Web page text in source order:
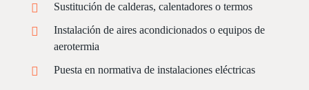
Sustitución de calderas, calentadores o termos
Instalación de aires acondicionados o equipos de
aerotermia
Puesta en normativa de instalaciones eléctricas